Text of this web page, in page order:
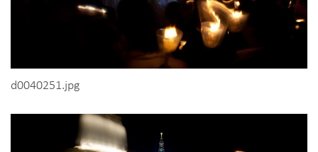
d0040251.jpg